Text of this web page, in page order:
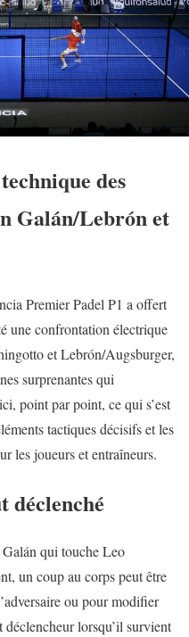
des
Galán/Lebrón et
Premier Padel P1 a offert
une confrontation électrique
et Lebrón/Augsburger,
surprenantes qui
point par point, ce qui s’est
tactiques décisifs et les
les joueurs et entraîneurs.
déclenché
qui touche Leo
un coup au corps peut être
ou pour modifier
lorsqu’il survient